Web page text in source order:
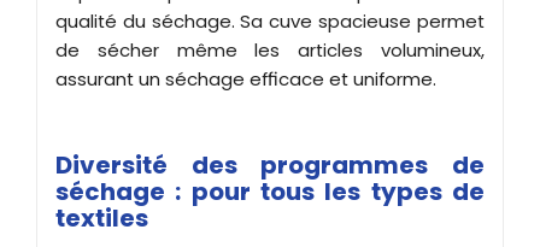
qualité du séchage. Sa cuve spacieuse permet
de sécher même les articles volumineux,
assurant un séchage efficace et uniforme.
Diversité des programmes de
séchage : pour tous les types de
textiles